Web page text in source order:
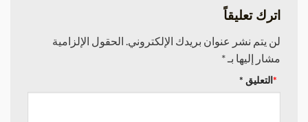
اترك تعليقاً
لن يتم نشر عنوان بريدك الإلكتروني. الحقول الإلزامية
مشار إليها بـ*
التعليق *